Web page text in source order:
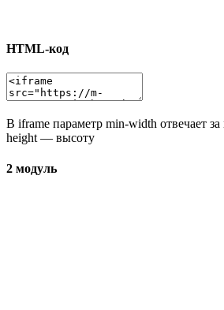
HTML-код
В iframe параметр min-width отвечает
height — высоту
2 модуль